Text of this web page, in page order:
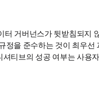
거버넌스가 뒷받침되지
tab/window
정을 준수하는 것이 최우
티브의 성공 여부는 사용